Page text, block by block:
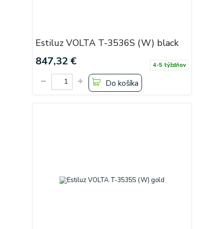
Estiluz VOLTA T-3536S (W) black
847,32 € 4-5 týždňov
Do košíka